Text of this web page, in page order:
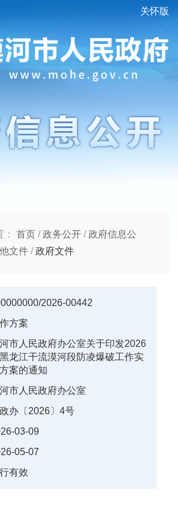
关怀版
： 首页 /政务公开 /政府信息公
文件 /政府文件
2026-00442
方案
市人民政府办公室关于印发2026
龙江干流漠河段防凌爆破工作实
案的通知
市人民政府办公室
办〔2026〕4号
03-09
05-07
有效